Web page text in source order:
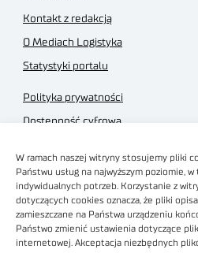
W ramach naszej witryny stosujemy pliki
Państwu usług na najwyższym poziomie,
indywidualnych potrzeb. Korzystanie z
dotyczących cookies oznacza, że pliki
zamieszczane na Państwa urządzeniu
Państwo zmienić ustawienia dotyczące
internetowej. Akceptacja niezbędnych
Kontakt z redakcją
O Mediach Logistyka
Statystyki portalu
Polityka prywatności
Dostępność cyfrowa
Regulamin sklepu